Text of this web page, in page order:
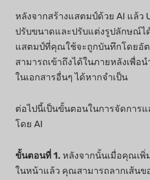
หลังจากสร้างแสตมป์ด้วย AI แล้ว
ปรับขนาดและปรับแต่งรูปลักษณ์ไ
แสตมป์ที่คุณใช้จะถูกบันทึกโดยอั
สามารถเข้าถึงได้ในภายหลังเพื่อ
ในเอกสารอื่นๆ ได้หากจําเป็น
ต่อไปนี้เป็นขั้นตอนในการจัดการ
โดย AI
ขั้นตอนที่ 1. หลังจากนั้นเมื่อคุณเพิ่
ในหน้าแล้ว คุณสามารถลากเส้นข